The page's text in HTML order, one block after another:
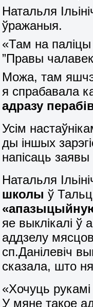
Натальля
ўражаныя.
«Там на паліцы
”Правы
Можа, там
я спрабавала
адразу
Усім
ды іншых
напісаць
Натальля Ільіні
школы ў
яе выклікалі ў
аддзелу
сп.Данілевіч
сказала, што
«Хочуць
У мяне такое